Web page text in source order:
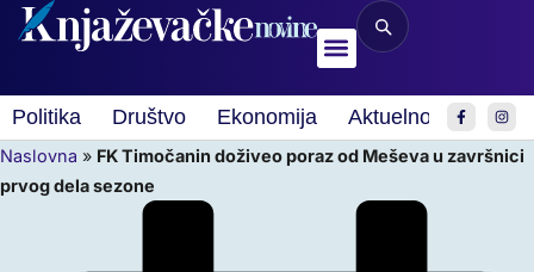
Politika Društvo Ekonomija Aktuelnosti Sport
Naslovna » FK Timočanin doživeo poraz od Meševa u završnici
prvog dela sezone